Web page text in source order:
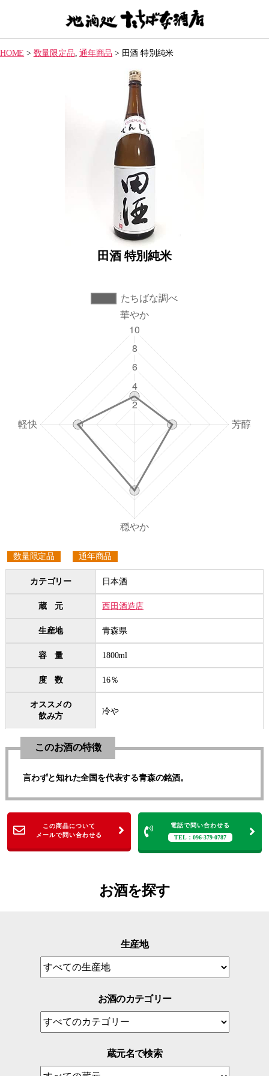
処】
ち
ば
な
酒
店
HOME > 数量限定品,通年商品 > 田酒 特別純米
田酒 特別純米
数量限定品 通年商品
カテゴリー
蔵 元
生産地
容 量
度 数
オススメの
飲み方
日本酒
西田酒造店
青森県
1800ml
16％
冷や
このお酒の特徴
言わずと知れた全国を代表する青森の銘酒。
この商品について
メールで問い合わせる
電話で問い合わせる
TEL：096-379-0787
お酒を探す
生産地
お酒のカテゴリー
蔵元名で検索